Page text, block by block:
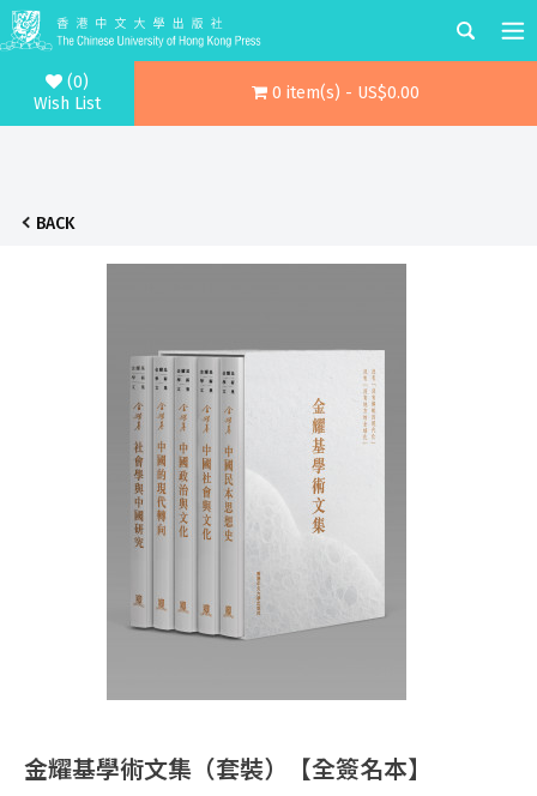
(0)
Wish List
0 item(s) - US$0.00
BACK
金耀基學術文集（套裝）【全簽名本】